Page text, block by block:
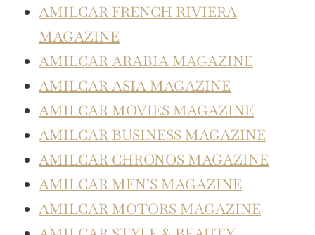
AMILCAR FRENCH RIVIERA
MAGAZINE
AMILCAR ARABIA MAGAZINE
AMILCAR ASIA MAGAZINE
AMILCAR MOVIES MAGAZINE
AMILCAR BUSINESS MAGAZINE
AMILCAR CHRONOS MAGAZINE
AMILCAR MEN’S MAGAZINE
AMILCAR MOTORS MAGAZINE